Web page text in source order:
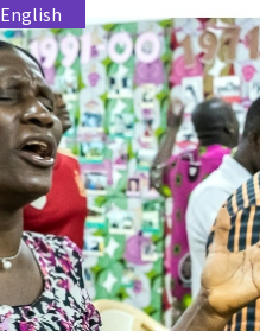
English